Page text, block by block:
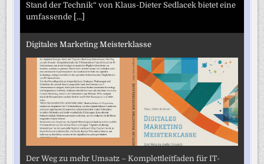
Stand der Technik“ von Klaus-Dieter Sedlacek bietet eine
umfassende [...]
Digitales Marketing Meisterklasse
Der Weg zu mehr Umsatz – Komplettleitfaden für IT-